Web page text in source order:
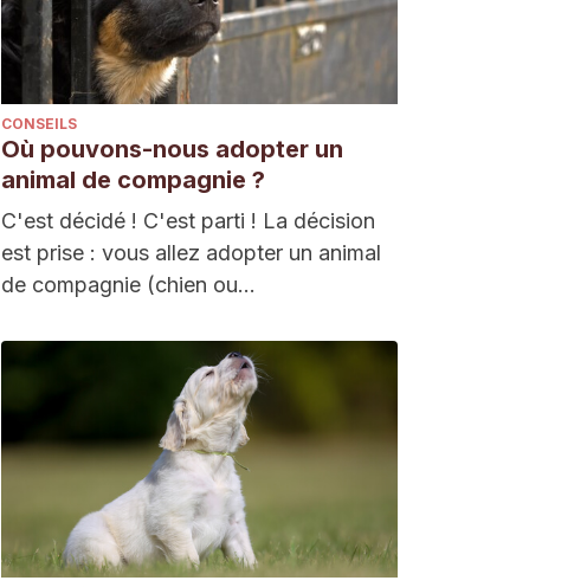
CONSEILS
Où pouvons-nous adopter un
animal de compagnie ?
C'est décidé ! C'est parti ! La décision
est prise : vous allez adopter un animal
de compagnie (chien ou…